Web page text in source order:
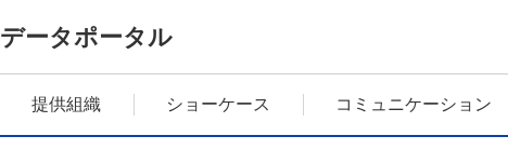
データポータル
提供組織 ショーケース コミュニケーション